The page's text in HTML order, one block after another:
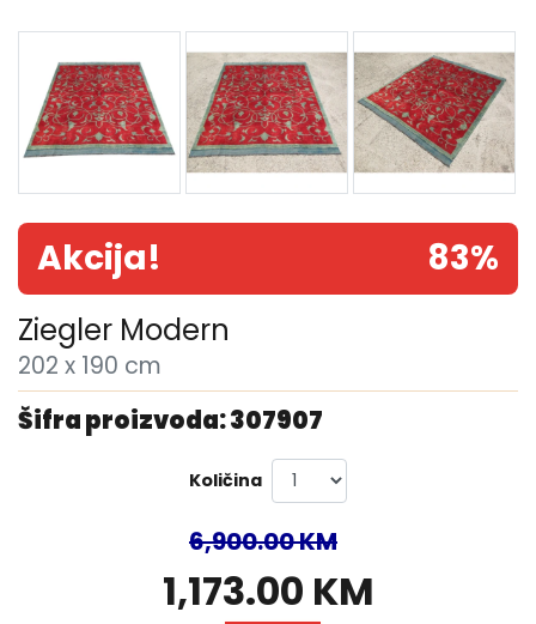
Akcija! 83%
Ziegler Modern
202 x 190 cm
Šifra proizvoda: 307907
Količina
6,900.00 KM
1,173.00 KM